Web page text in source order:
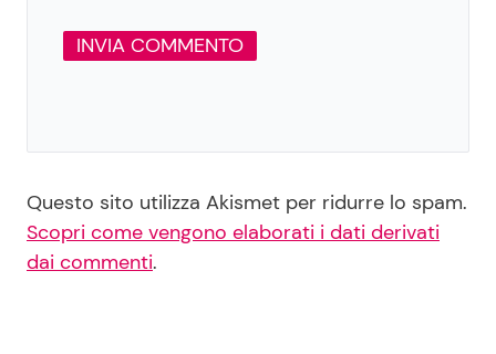
Questo sito utilizza Akismet per ridurre lo spam.
Scopri come vengono elaborati i dati derivati
dai commenti.